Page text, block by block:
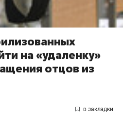
на «удаленку»
отцов из